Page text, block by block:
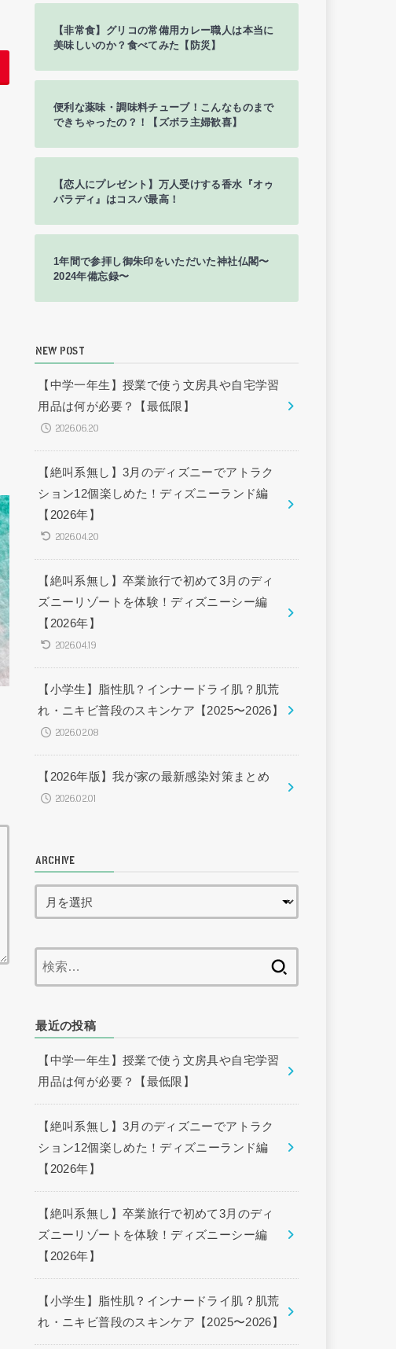
【非常食】グリコの常備用カレー職人は本当に
美味しいのか？食べてみた【防災】
便利な薬味・調味料チューブ！こんなものまで
できちゃったの？！【ズボラ主婦歓喜】
【恋人にプレゼント】万人受けする香水『オゥ
パラディ』はコスパ最高！
1年間で参拝し御朱印をいただいた神社仏閣〜
2024年備忘録〜
NEW POST
【中学一年生】授業で使う文房具や自宅学習
用品は何が必要？【最低限】
2026.06.20
【絶叫系無し】3月のディズニーでアトラク
ション12個楽しめた！ディズニーランド編
【2026年】
2026.04.20
【絶叫系無し】卒業旅行で初めて3月のディ
ズニーリゾートを体験！ディズニーシー編
【2026年】
2026.04.19
【小学生】脂性肌？インナードライ肌？肌荒
れ・ニキビ普段のスキンケア【2025〜2026】
2026.02.08
【2026年版】我が家の最新感染対策まとめ
2026.02.01
ARCHIVE
最近の投稿
【中学一年生】授業で使う文房具や自宅学習
用品は何が必要？【最低限】
【絶叫系無し】3月のディズニーでアトラク
ション12個楽しめた！ディズニーランド編
【2026年】
【絶叫系無し】卒業旅行で初めて3月のディ
ズニーリゾートを体験！ディズニーシー編
【2026年】
【小学生】脂性肌？インナードライ肌？肌荒
れ・ニキビ普段のスキンケア【2025〜2026】